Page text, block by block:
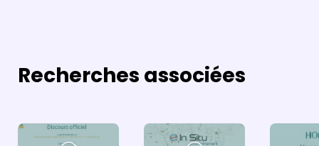
Recherches associées